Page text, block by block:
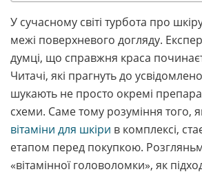
У сучасному світі турбота про
межі поверхневого догляду.
думці, що справжня краса
Читачі, які прагнуть до
шукають не просто окремі
схеми. Саме тому розуміння того,
вітаміни для шкіри в комплексі,
етапом перед покупкою.
«вітамінної головоломки», як